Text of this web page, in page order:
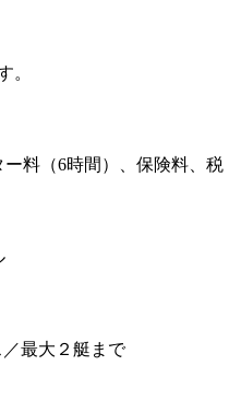
。
料（6時間）、保険料、税
最大２艇まで